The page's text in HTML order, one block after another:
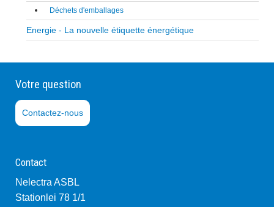
Déchets d'emballages
Energie - La nouvelle étiquette énergétique
Votre question
Contactez-nous
Contact
Nelectra ASBL
Stationlei 78 1/1